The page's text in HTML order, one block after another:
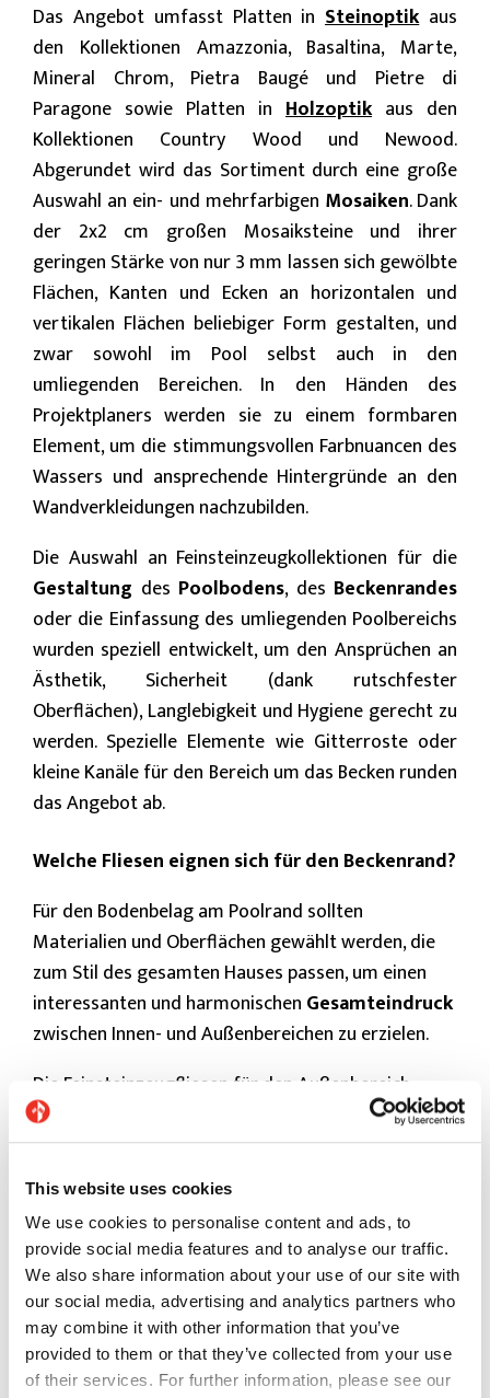
This website uses cookies
We use cookies to personalise content and ads, to
provide social media features and to analyse our traffic.
We also share information about your use of our site with
our social media, advertising and analytics partners who
may combine it with other information that you’ve
provided to them or that they’ve collected from your use
of their services. For further information, please see our
Das Angebot umfasst Platten inSteinoptikaus
den Kollektionen Amazzonia, Basaltina, Marte,
Mineral Chrom, Pietra Baugé und Pietre di
Paragone sowie Platten in Holzoptikaus den
Kollektionen Country Wood und Newood.
Abgerundet wird das Sortiment durch eine große
Auswahl an ein- und mehrfarbigen Mosaiken. Dank
der 2x2 cm großen Mosaiksteine und ihrer
geringen Stärke von nur 3 mm lassen sich gewölbte
Flächen, Kanten und Ecken an horizontalen und
vertikalen Flächen beliebiger Form gestalten, und
zwar sowohl im Pool selbst auch in den
umliegenden Bereichen. In den Händen des
Projektplaners werden sie zu einem formbaren
Element, um die stimmungsvollen Farbnuancen des
Wassers und ansprechende Hintergründe an den
Wandverkleidungen nachzubilden.
Die Auswahl an Feinsteinzeugkollektionen für die
Gestaltung des Poolbodens, des Beckenrandes
oder die Einfassung des umliegenden Poolbereichs
wurden speziell entwickelt, um den Ansprüchen an
Ästhetik, Sicherheit (dank rutschfester
Oberflächen), Langlebigkeit und Hygiene gerecht zu
werden. Spezielle Elemente wie Gitterroste oder
kleine Kanäle für den Bereich um das Becken runden
das Angebot ab.
Welche Fliesen eignen sich für den Beckenrand?
Für den Bodenbelag am Poolrand sollten
Materialien und Oberflächen gewählt werden, die
zum Stil des gesamten Hauses passen, um einen
interessanten und harmonischen Gesamteindruck
zwischen Innen- und Außenbereichen zu erzielen.
Die Feinsteinzeugfliesen für den Außenbereich
sollten darüber hinaus einige grundlegende
Eigenschaften aufweisen undfrostbeständig,
chemikalienbeständig, fleckenbeständig,
verschleißfest und abriebfest sein. Sie sollten
lichtbeständige Farbenaufweisen, nicht
saugfähig,feuerfestund widerstandsfähig gegen
jegliche äußere Belastung sein und eine hohe
mechanische Festigkeit und Belastbarkeit
aufweisen. Sie sollten darüber hinausjeder
Witterungwiderstehen , feuchtigkeits- und